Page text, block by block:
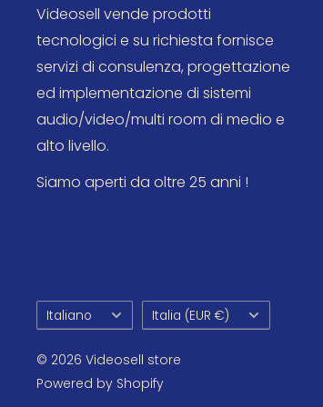
Conversione di
audio da USB
Il CD6007 supporta la lettura di
riproduzione di file musicali tramite
supporto per formati come
Videosell vende prodotti
tecnologici e su richiesta fornisce
servizi di consulenza, progettazione
ed implementazione di sistemi
audio/video/multi room di medio e
alto livello.
Siamo aperti da oltre 25 anni !
Lingua
Italiano Paese
Italia (EUR €)
© 2026 Videosell store
Powered by Shopify